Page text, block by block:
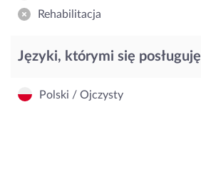
Rehabilitacja
Języki, którymi się posługuję
Polski / Ojczysty